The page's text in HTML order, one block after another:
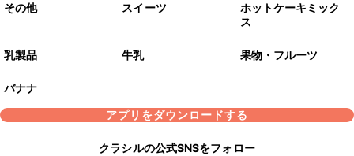
その他 スイーツ
ホットケーキミック
ス
乳製品 牛乳 果物・フルーツ
バナナ
アプリをダウンロードする
クラシルの公式SNSをフォロー